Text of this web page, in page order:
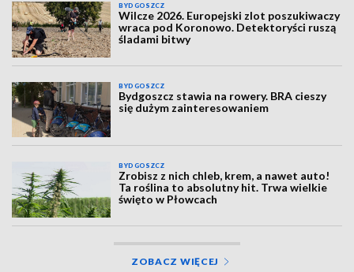
BYDGOSZCZ
Wilcze 2026. Europejski zlot poszukiwaczy
wraca pod Koronowo. Detektoryści ruszą
śladami bitwy
BYDGOSZCZ
Bydgoszcz stawia na rowery. BRA cieszy
się dużym zainteresowaniem
BYDGOSZCZ
Zrobisz z nich chleb, krem, a nawet auto!
Ta roślina to absolutny hit. Trwa wielkie
święto w Płowcach
ZOBACZ WIĘCEJ